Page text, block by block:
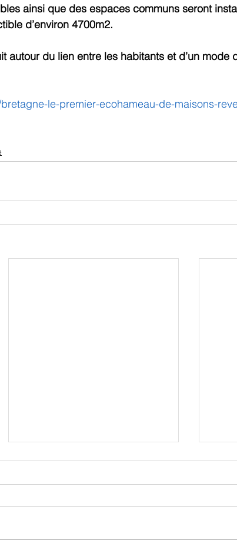
ainsi que des espaces communs seront
d’environ 4700m2.
autour du lien entre les habitants et d’un mode
le-premier-ecohameau-de-maisons-